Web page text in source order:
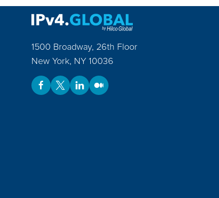
1500 Broadway, 26th Floor
New York, NY 10036